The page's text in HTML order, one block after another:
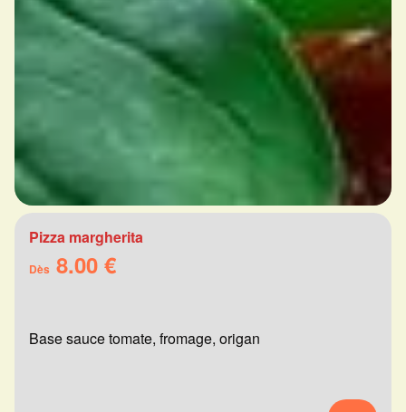
Pizza margherita
Dès 8.00 €
Base sauce tomate, fromage, origan